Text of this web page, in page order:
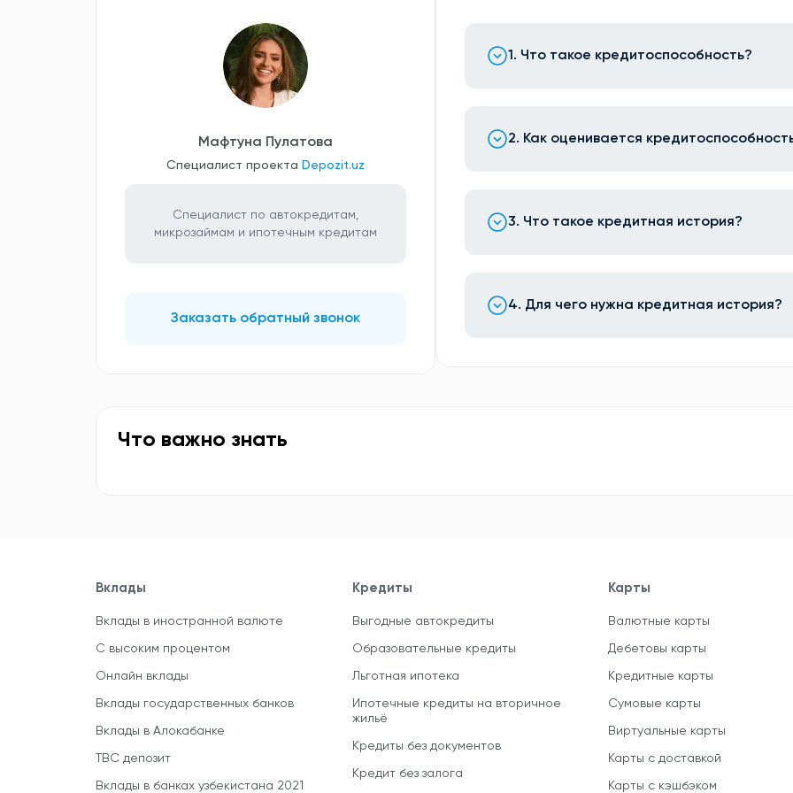
Мафтуна Пулатова
Специалист проекта Depozit.uz
Специалист по автокредитам,
микрозаймам и ипотечным кредитам
Заказать обратный звонок
1. Что такое кредитоспособность?
2. Как оценивается
3. Что такое кредитная история?
4. Для чего нужна кредитная история?
Что важно знать
Вклады
Вклады в иностранной валюте
С высоким процентом
Онлайн вклады
Вклады государственных банков
Вклады в Алокабанке
TBC депозит
Вклады в банках узбекистана 2021
Кредиты
Выгодные автокредиты
Образовательные кредиты
Льготная ипотека
Ипотечные кредиты на вторичное
жильё
Кредиты без документов
Кредит без залога
Карты
Валютные карты
Дебетовы карты
Кредитные карты
Сумовые карты
Виртуальные карты
Карты с доставкой
Карты с кэшбэком